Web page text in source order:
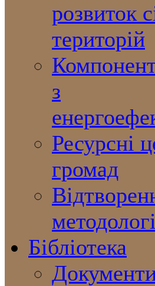
розвиток
територій
з
Ресурсні
громад
Бібліотека